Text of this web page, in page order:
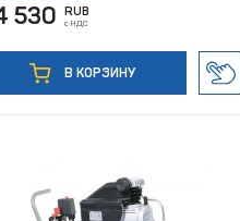
530 RUB
с НДС
В КОРЗИНУ